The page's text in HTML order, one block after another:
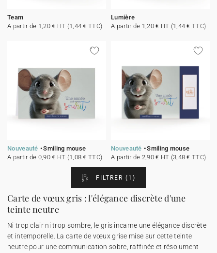
Team
A partir de 1,20 € HT (1,44 € TTC)
Lumière
A partir de 1,20 € HT (1,44 € TTC)
Nouveauté
Smiling mouse
A partir de 0,90 € HT (1,08 € TTC)
Nouveauté
Smiling mouse
A partir de 2,90 € HT (3,48 € TTC)
FILTRER (1)
Carte de vœux gris : l'élégance discrète d'une
teinte neutre
Ni trop clair ni trop sombre, le gris incarne une élégance discrète
et intemporelle. La carte de vœux grise mise sur cette teinte
neutre pour une communication sobre, raffinée et résolument